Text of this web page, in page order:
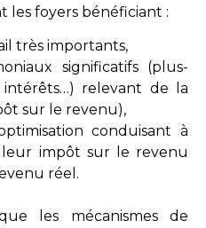
les foyers bénéficiant :
très importants,
significatifs (plus-
intérêts…) relevant de la
sur le revenu),
conduisant à
impôt sur le revenu
réel.
les mécanismes de